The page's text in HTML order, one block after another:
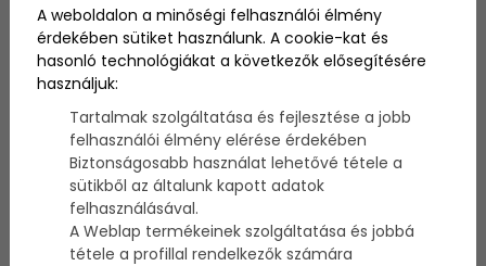
Szerző:admin
2025. május 19.
Az idei labdarúgó világbajnokság számos
meglepetést tartogatott magában. A nagy
világhírrel rendelkező csapatok, illetve a korábbi
bajnokok közül már voltak akik a csoportmérkőzések
során kiestek.
A weboldalon a minőségi felhasználói élmény
érdekében sütiket használunk. A cookie-kat és
hasonló technológiákat a következők elősegítésére
használjuk:
Tartalmak szolgáltatása és fejlesztése a jobb
felhasználói élmény elérése érdekében
Biztonságosabb használat lehetővé tétele a
sütikből az általunk kapott adatok
felhasználásával.
A Weblap termékeinek szolgáltatása és jobbá
tétele a profillal rendelkezők számára